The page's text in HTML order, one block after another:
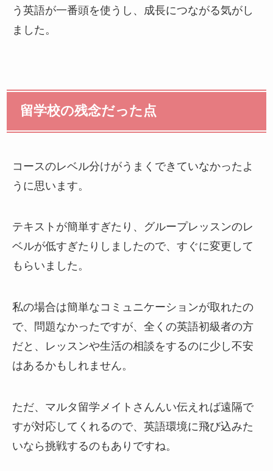
う英語が一番頭を使うし、成長につながる気がし
ました。
留学校の残念だった点
コースのレベル分けがうまくできていなかったよ
うに思います。
テキストが簡単すぎたり、グループレッスンのレ
ベルが低すぎたりしましたので、すぐに変更して
もらいました。
私の場合は簡単なコミュニケーションが取れたの
で、問題なかったですが、全くの英語初級者の方
だと、レッスンや生活の相談をするのに少し不安
はあるかもしれません。
ただ、マルタ留学メイトさんんい伝えれば遠隔で
すが対応してくれるので、英語環境に飛び込みた
いなら挑戦するのもありですね。